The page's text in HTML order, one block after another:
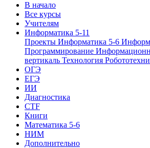
В начало
Все курсы
Учителям
Информатика 5-11
Проекты Информатика 5-6
Программирование
вертикаль Технология
ОГЭ
ЕГЭ
ИИ
Диагностика
CTF
Книги
Математика 5-6
НИМ
Дополнительно